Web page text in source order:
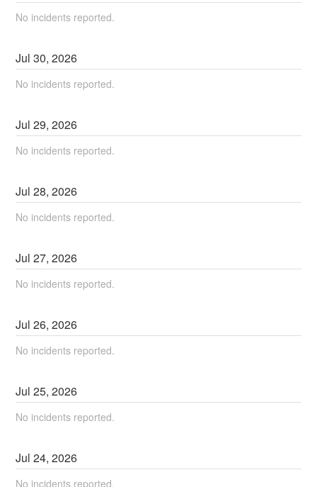
No incidents reported.
Jul30,2026
No incidents reported.
Jul29,2026
No incidents reported.
Jul28,2026
No incidents reported.
Jul27,2026
No incidents reported.
Jul26,2026
No incidents reported.
Jul25,2026
No incidents reported.
Jul24,2026
No incidents reported.